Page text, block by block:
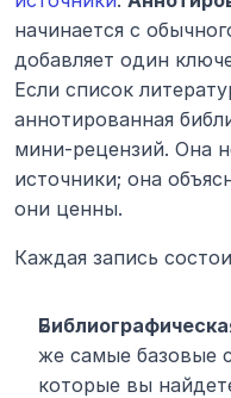
начинается с
добавляет один
Если список
аннотированная
мини-рецензий. Она
источники; она
они ценны.
Каждая запись
же самые базовые
которые вы